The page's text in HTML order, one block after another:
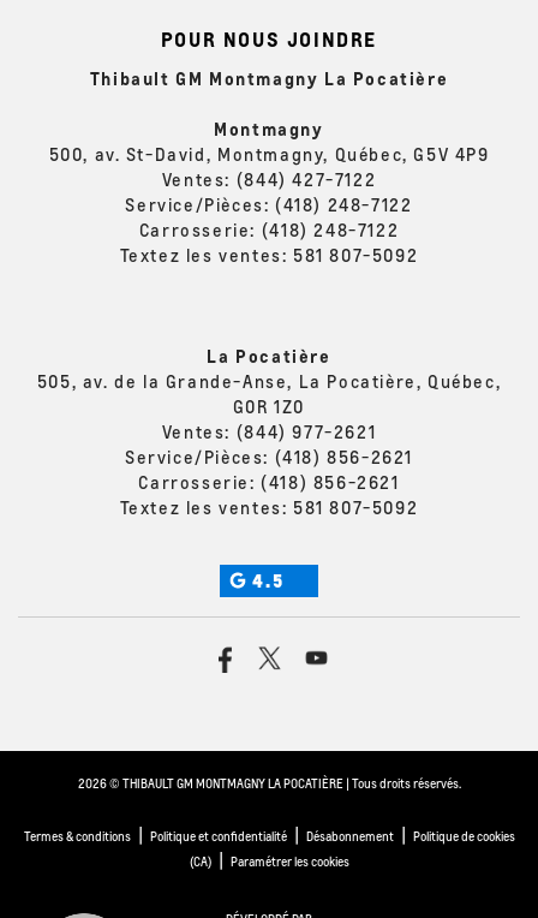
POUR NOUS JOINDRE
Thibault GM Montmagny La Pocatière
Montmagny
500, av. St-David, Montmagny, Québec, G5V 4P9
Ventes: (844) 427-7122
Service/Pièces: (418) 248-7122
Carrosserie: (418) 248-7122
Textez les ventes: 581 807-5092
La Pocatière
505, av. de la Grande-Anse, La Pocatière, Québec,
G0R 1Z0
Ventes: (844) 977-2621
Service/Pièces: (418) 856-2621
Carrosserie: (418) 856-2621
Textez les ventes: 581 807-5092
4.5
2026 © THIBAULT GM MONTMAGNY LA POCATIÈRE| Tous droits réservés.
Termes & conditions| Politique et confidentialité| Désabonnement| Politique de cookies
(CA)| Paramétrer les cookies